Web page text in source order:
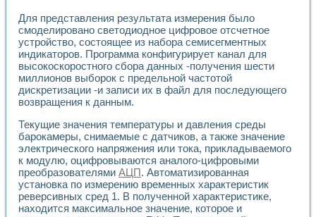
Создание виртуальной работы «Изучение магнитных
Обратный маятник
Устройство для изучения основ интерфейсов обмена по
Лабораторный практикум: изучение адиабатического
Стенд для исследования электрических переходных
Система статистической обработки результатов
Автоматизация лазерно-плазменных измерений с
Использование технологий NATIONAL INSTRUMENTS
Учебный практикум "Спектральный и корреляционный
Учебный стенд для исследования принципа действия
Оборудование и программное обеспечение учебных
Виртуальный лабораторный практикум для изучения
Управление роботом ТУР-10 средствами LabVIEW
Аппаратно-программный комплекс для исследования
Для представления результата измерения было
смоделировано светодиодное цифровое отсчетное
устройство, состоящее из набора семисегментных
индикаторов. Программа конфигурирует канал для
высокоскоростного сбора данных -получения шести
миллионов выборок с предельной частотой
дискретизации -и записи их в файл для последующего
возвращения к данным.
Текущие значения температуры и давления среды
барокамеры, снимаемые с датчиков, а также значение
электрического напряжения или тока, прикладываемого
к модулю, оцифровываются аналого-цифровыми
преобразователями АЦП. Автоматизированная
установка по измерению временных характеристик
реверсивных сред 1. В полученной характеристике,
находится максимальное значение, которое и